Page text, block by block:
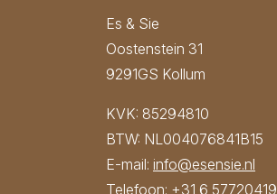
Es & Sie
Oostenstein 31
9291GS Kollum
KVK: 85294810
BTW: NL004076841B15
E-mail: info@esensie.nl
Telefoon: +31 6 57720419